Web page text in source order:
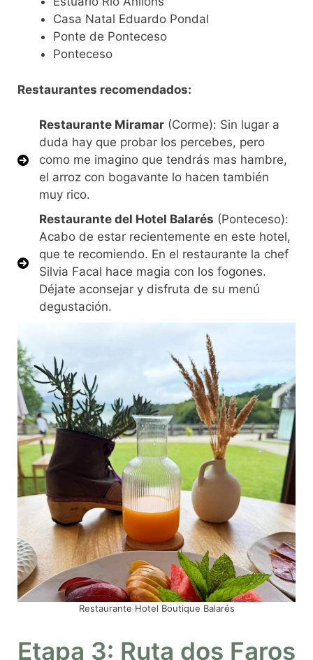
Casa Natal Eduardo Pondal
Ponte de Ponteceso
Ponteceso
Restaurantes recomendados:
Restaurante Miramar (Corme): Sin lugar a
duda hay que probar los percebes, pero
como me imagino que tendrás mas hambre,
el arroz con bogavante lo hacen también
muy rico.
Restaurante del Hotel Balarés (Ponteceso):
Acabo de estar recientemente en este hotel,
que te recomiendo. En el restaurante la chef
Silvia Facal hace magia con los fogones.
Déjate aconsejar y disfruta de su menú
degustación.
Restaurante Hotel Boutique Balarés
Etapa 3: Ruta dos Faros